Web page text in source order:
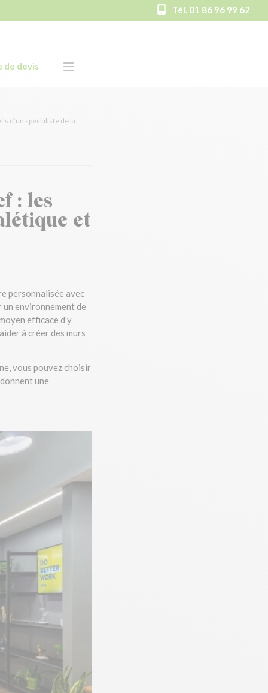
Tél. 01 86 96 99 62
de devis
d’un spécialiste de la
: les
et
personnalisée avec
environnement de
efficace d’y
à créer des murs
vous pouvez choisir
une